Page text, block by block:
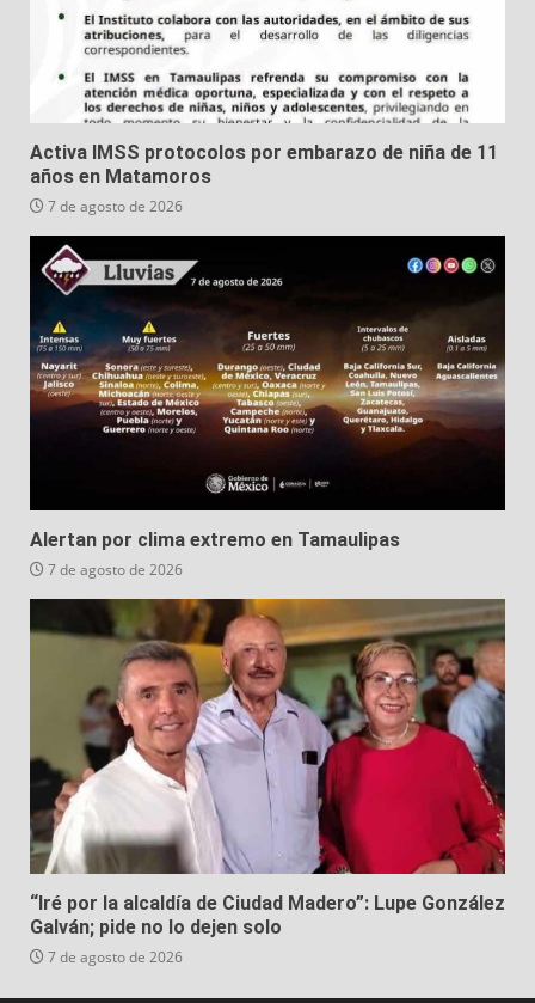
Activa IMSS protocolos por embarazo de niña de 11
años en Matamoros
7 de agosto de 2026
Alertan por clima extremo en Tamaulipas
7 de agosto de 2026
“Iré por la alcaldía de Ciudad Madero”: Lupe González
Galván; pide no lo dejen solo
7 de agosto de 2026